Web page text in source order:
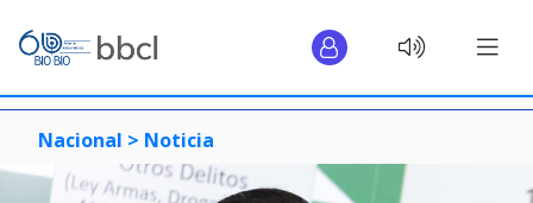
Nacional > Noticia